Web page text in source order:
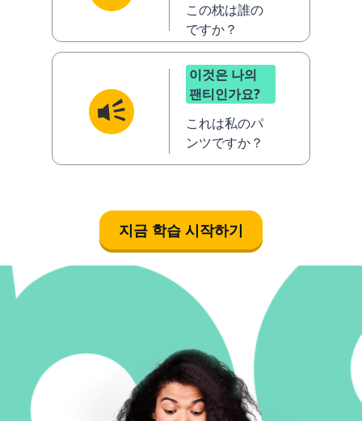
この枕は誰の
ですか？
이것은 나의
팬티인가요?
これは私のパ
ンツですか？
지금 학습 시작하기